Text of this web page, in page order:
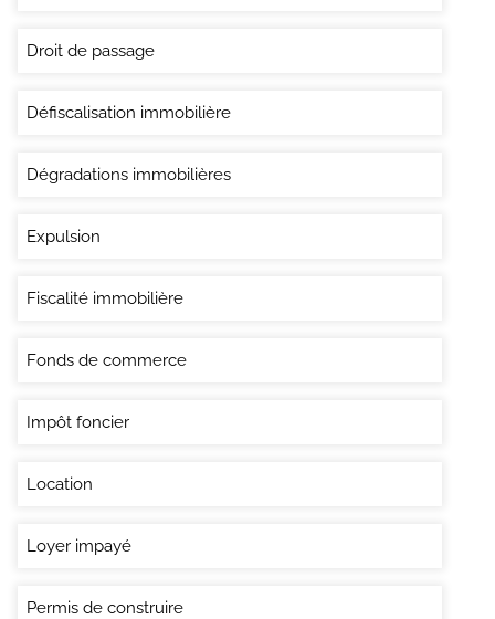
Droit de passage
Défiscalisation immobilière
Dégradations immobilières
Expulsion
Fiscalité immobilière
Fonds de commerce
Impôt foncier
Location
Loyer impayé
Permis de construire